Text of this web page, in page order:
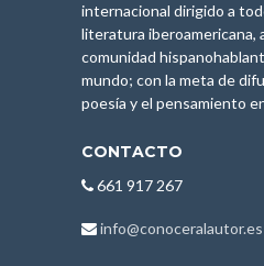
internacional dirigido a
literatura iberoamericana,
comunidad
mundo; con la meta de
poesía y el pensamiento
CONTACTO
661 917 267
info@conoceralautor.es